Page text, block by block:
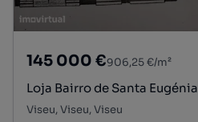
145 000 €906,25 €/m²
Loja Bairro de Santa Eugénia
Viseu, Viseu, Viseu